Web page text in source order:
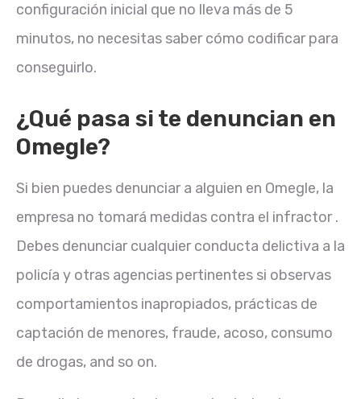
configuración inicial que no lleva más de 5
minutos, no necesitas saber cómo codificar para
conseguirlo.
¿Qué pasa si te denuncian en
Omegle?
Si bien puedes denunciar a alguien en Omegle, la
empresa no tomará medidas contra el infractor .
Debes denunciar cualquier conducta delictiva a la
policía y otras agencias pertinentes si observas
comportamientos inapropiados, prácticas de
captación de menores, fraude, acoso, consumo
de drogas, and so on.